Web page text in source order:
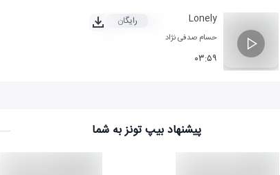
Lonely
حسام صدفی نژاد
۰۳:۵۹
رایگان
پیشنهاد بیپ تونز به شما